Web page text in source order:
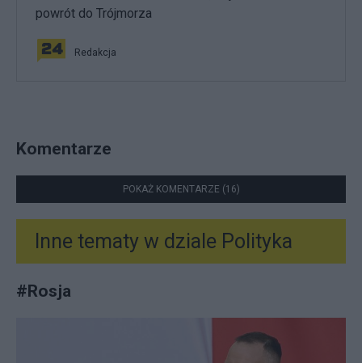
powrót do Trójmorza
Redakcja
Komentarze
POKAŻ KOMENTARZE (16)
Inne tematy w dziale Polityka
#Rosja